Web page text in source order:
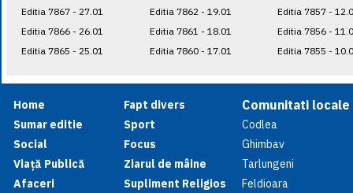
Editia 7867 - 27.01
Editia 7866 - 26.01
Editia 7865 - 25.01
Editia 7862 - 19.01
Editia 7861 - 18.01
Editia 7860 - 17.01
Editia 7857 -
Editia 7856 -
Editia 7855 -
Home
Sumar editie
Social
Viață Publică
Afaceri
Fapt divers
Sport
Focus
Ziarul de mâine
Supliment Religios
Comunitati locale
Codlea
Ghimbav
Tarlungeni
Feldioara